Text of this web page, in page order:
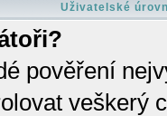
Uživatelské
pověření
veškerý